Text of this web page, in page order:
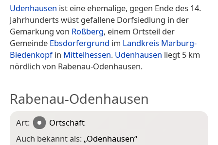
Udenhausen ist eine ehemalige, gegen Ende des 14.
Jahrhunderts wüst gefallene Dorfsiedlung in der
Gemarkung von Roßberg, einem Ortsteil der
Gemeinde Ebsdorfergrund im Landkreis Marburg-
Biedenkopfin Mittelhessen. Udenhausen liegt 5 km
nördlich von Rabenau-Odenhausen.
Rabenau-Odenhausen
Art:
Ortschaft
Auch bekannt als: „Odenhausen“